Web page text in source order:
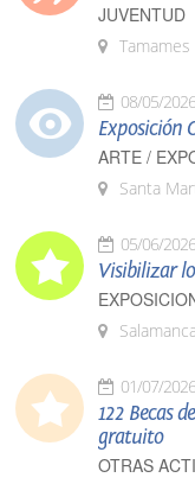
JUVENTUD
Tamames
08/05/2026
Exposición
ARTE /
Santa
05/06/2026
Visibilizar
Salamanca
01/07/2026
122 Becas
gratuito
OTRAS